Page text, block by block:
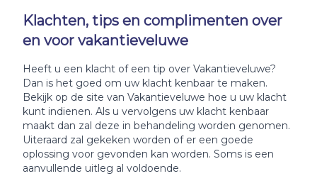
Klachten, tips en complimenten over
en voor vakantieveluwe
Heeft u een klacht of een tip over Vakantieveluwe?
Dan is het goed om uw klacht kenbaar te maken.
Bekijk op de site van Vakantieveluwe hoe u uw klacht
kunt indienen. Als u vervolgens uw klacht kenbaar
maakt dan zal deze in behandeling worden genomen.
Uiteraard zal gekeken worden of er een goede
oplossing voor gevonden kan worden. Soms is een
aanvullende uitleg al voldoende.